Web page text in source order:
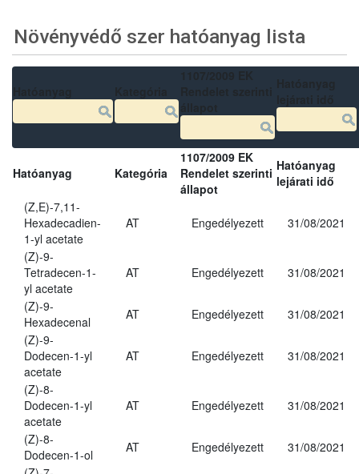
Növényvédő szer hatóanyag lista
Hatóanyag Kategória
1107/2009 EK
Rendelet szerinti
állapot
Hatóanyag
lejárati idő
(Z,E)-7,11-
Hexadecadien-
1-yl acetate
AT Engedélyezett 31/08/2021
(Z)-9-
Tetradecen-1-
yl acetate
AT Engedélyezett 31/08/2021
(Z)-9-
Hexadecenal
AT Engedélyezett
31/08/2021
(Z)-9-
Dodecen-1-yl
acetate
AT Engedélyezett 31/08/2021
(Z)-8-
Dodecen-1-yl
acetate
AT Engedélyezett 31/08/2021
(Z)-8-
Dodecen-1-ol
AT Engedélyezett
31/08/2021